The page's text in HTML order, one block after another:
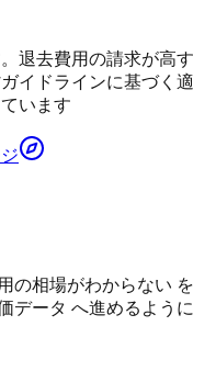
退去費用の請求が高す
イドラインに基づく適
います
の相場がわからない を
データ へ進めるように